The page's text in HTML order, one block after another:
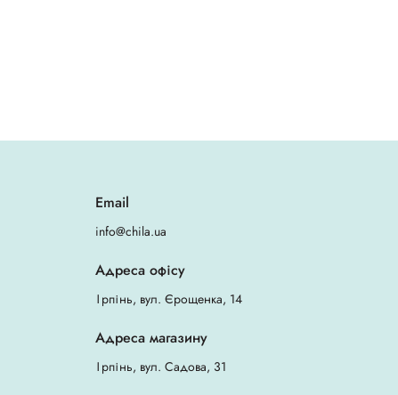
Email
info@chila.ua
Адреса офісу
Ірпінь, вул. Єрощенка, 14
Адреса магазину
Ірпінь, вул. Садова, 31